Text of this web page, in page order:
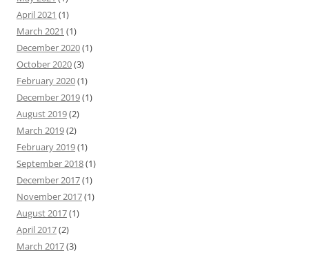
April 2021 (1)
March 2021 (1)
December 2020(1)
October 2020(3)
February 2020(1)
December 2019(1)
August 2019(2)
March 2019(2)
February 2019(1)
September 2018(1)
December 2017(1)
November 2017(1)
August 2017(1)
April 2017(2)
March 2017(3)